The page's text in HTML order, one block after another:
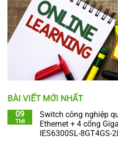
BÀI VIẾT MỚI NHẤT
09
Th8
Switch công nghiệp
Ethernet + 4 cổng
IES6300SL-8GT4GS-